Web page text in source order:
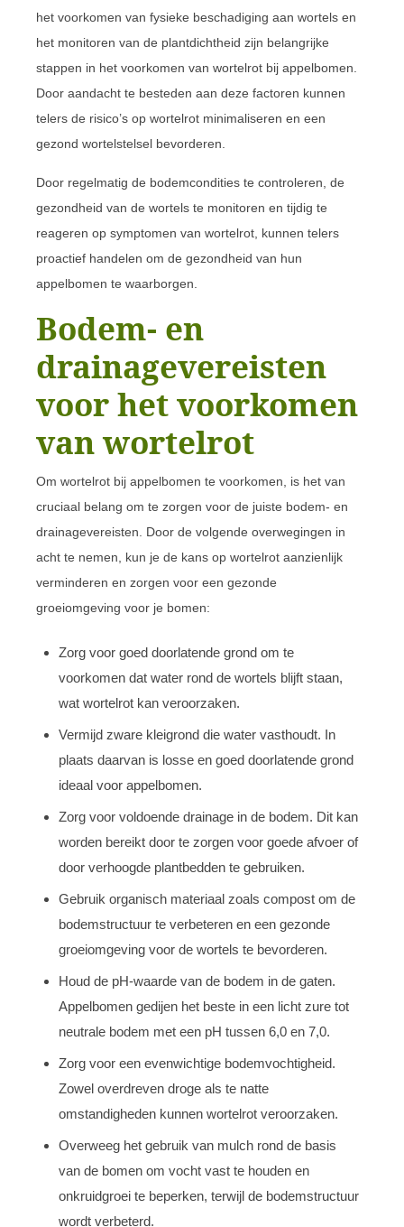
het voorkomen van fysieke beschadiging aan wortels en
het monitoren van de plantdichtheid zijn belangrijke
stappen in het voorkomen van wortelrot bij appelbomen.
Door aandacht te besteden aan deze factoren kunnen
telers de risico’s op wortelrot minimaliseren en een
gezond wortelstelsel bevorderen.
Door regelmatig de bodemcondities te controleren, de
gezondheid van de wortels te monitoren en tijdig te
reageren op symptomen van wortelrot, kunnen telers
proactief handelen om de gezondheid van hun
appelbomen te waarborgen.
Bodem- en
drainagevereisten
voor het voorkomen
van wortelrot
Om wortelrot bij appelbomen te voorkomen, is het van
cruciaal belang om te zorgen voor de juiste bodem- en
drainagevereisten. Door de volgende overwegingen in
acht te nemen, kun je de kans op wortelrot aanzienlijk
verminderen en zorgen voor een gezonde
groeiomgeving voor je bomen:
Zorg voor goed doorlatende grond om te
voorkomen dat water rond de wortels blijft staan,
wat wortelrot kan veroorzaken.
Vermijd zware kleigrond die water vasthoudt. In
plaats daarvan is losse en goed doorlatende grond
ideaal voor appelbomen.
Zorg voor voldoende drainage in de bodem. Dit kan
worden bereikt door te zorgen voor goede afvoer of
door verhoogde plantbedden te gebruiken.
Gebruik organisch materiaal zoals compost om de
bodemstructuur te verbeteren en een gezonde
groeiomgeving voor de wortels te bevorderen.
Houd de pH-waarde van de bodem in de gaten.
Appelbomen gedijen het beste in een licht zure tot
neutrale bodem met een pH tussen 6,0 en 7,0.
Zorg voor een evenwichtige bodemvochtigheid.
Zowel overdreven droge als te natte
omstandigheden kunnen wortelrot veroorzaken.
Overweeg het gebruik van mulch rond de basis
van de bomen om vocht vast te houden en
onkruidgroei te beperken, terwijl de bodemstructuur
wordt verbeterd.